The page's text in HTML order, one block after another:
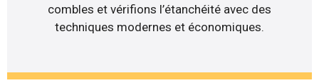
combles et vérifions l’étanchéité avec des
techniques modernes et économiques.